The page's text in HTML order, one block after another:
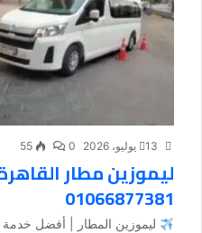
13 يوليو، 2026 0
55
ليموزين مطار
01066877381
ليموزين المطار | أفضل خدمة